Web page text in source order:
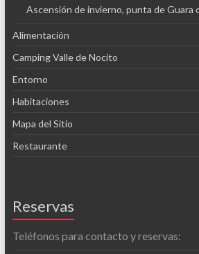
Ascensión de invierno, punta de Guara
Alimentación
Camping Valle de Nocito
Entorno
Habitaciones
Mapa del Sitio
Restaurante
Reservas
Teléfonos para contacto y reservas: